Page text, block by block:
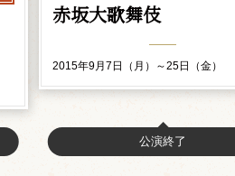
赤坂大歌舞伎
2015年9月7日（月）～25日（金）
公演終了